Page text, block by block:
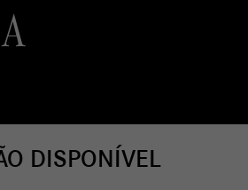
DISPONÍVEL